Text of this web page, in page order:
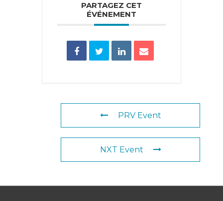
PARTAGEZ CET
ÉVÉNEMENT
PRV Event
NXT Event